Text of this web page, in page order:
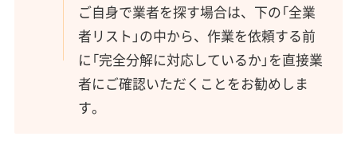
ご自身で業者を探す場合は、下の「全業
者リスト」の中から、作業を依頼する前
に「完全分解に対応しているか」を直接業
者にご確認いただくことをお勧めしま
す。